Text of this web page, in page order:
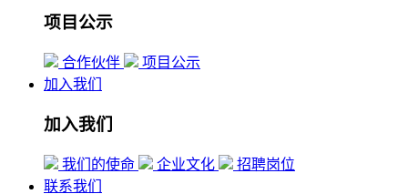
项目公示
合作伙伴
项目公示
加入我们
加入我们
我们的使命 企业文化
招聘岗位
联系我们